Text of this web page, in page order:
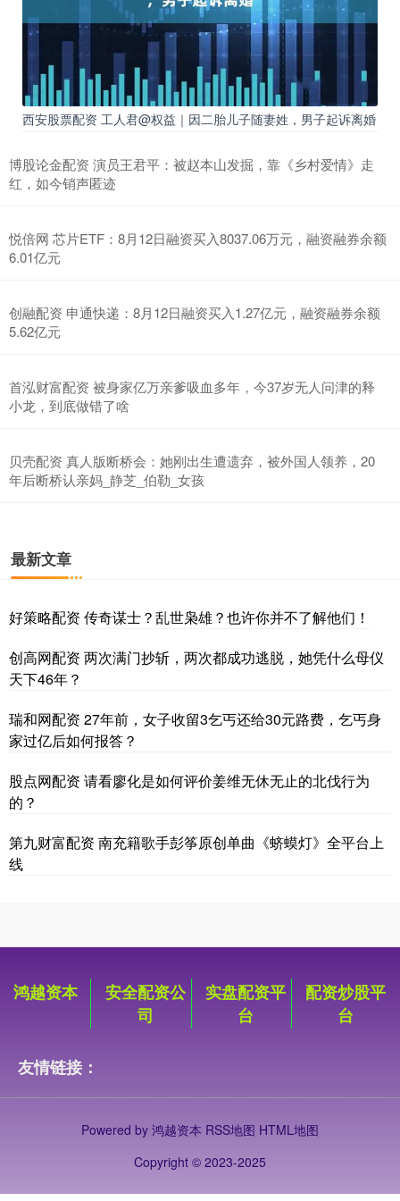
西安股票配资 工人君@权益｜因二胎儿子随妻姓，男子起诉离婚
博股论金配资 演员王君平：被赵本山发掘，靠《乡村爱情》走
红，如今销声匿迹
悦倍网 芯片ETF：8月12日融资买入8037.06万元，融资融券余额
6.01亿元
创融配资 申通快递：8月12日融资买入1.27亿元，融资融券余额
5.62亿元
首泓财富配资 被身家亿万亲爹吸血多年，今37岁无人问津的释
小龙，到底做错了啥
贝壳配资 真人版断桥会：她刚出生遭遗弃，被外国人领养，20
年后断桥认亲妈_静芝_伯勒_女孩
最新文章
好策略配资 传奇谋士？乱世枭雄？也许你并不了解他们！
创高网配资 两次满门抄斩，两次都成功逃脱，她凭什么母仪
天下46年？
瑞和网配资 27年前，女子收留3乞丐还给30元路费，乞丐身
家过亿后如何报答？
股点网配资 请看廖化是如何评价姜维无休无止的北伐行为
的？
第九财富配资 南充籍歌手彭筝原创单曲《蛴蟆灯》全平台上
线
鸿越资本
安全配资公
司
实盘配资平
台
配资炒股平
台
友情链接：
Powered by 鸿越资本 RSS地图 HTML地图
Copyright © 2023-2025